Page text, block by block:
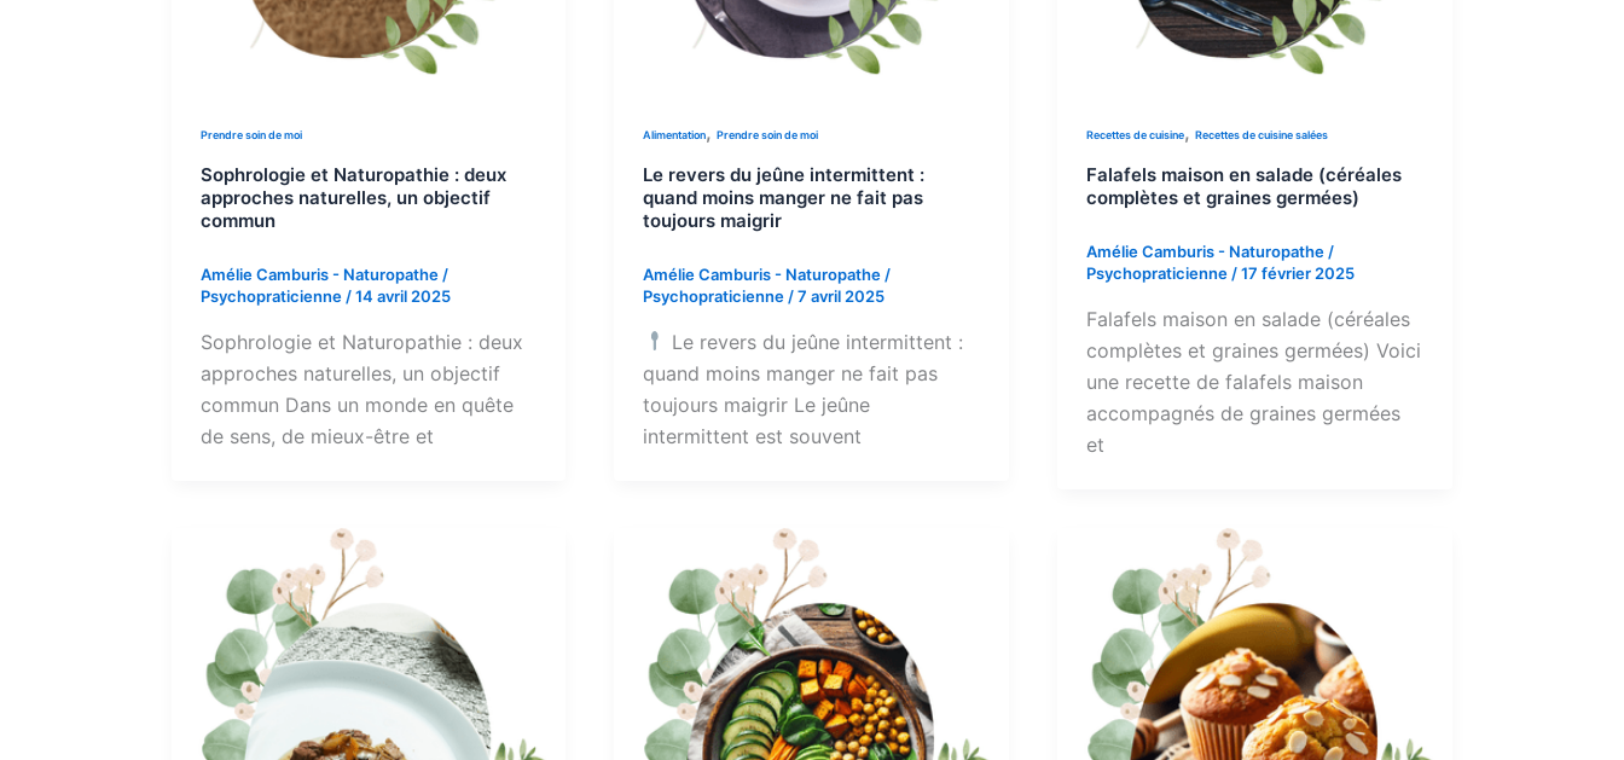
Prendre soin de moi
Sophrologie et Naturopathie : deux
approches naturelles, un objectif
commun
Amélie Camburis - Naturopathe /
Psychopraticienne /14 avril 2025
Sophrologie et Naturopathie : deux
approches naturelles, un objectif
commun Dans un monde en quête
de sens, de mieux-être et
Alimentation,Prendre soin de moi
Le revers du jeûne intermittent :
quand moins manger ne fait pas
toujours maigrir
Amélie Camburis - Naturopathe /
Psychopraticienne /7 avril 2025
Le revers du jeûne intermittent :
quand moins manger ne fait pas
toujours maigrir Le jeûne
intermittent est souvent
Recettes de cuisine,Recettes de cuisine salées
Falafels maison en salade (céréales
complètes et graines germées)
Amélie Camburis - Naturopathe /
Psychopraticienne /17 février 2025
Falafels maison en salade (céréales
complètes et graines germées) Voici
une recette de falafels maison
accompagnés de graines germées
et